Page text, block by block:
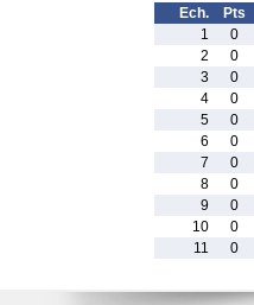
Ech. Pts
1
0
2
0
3
0
4
0
5
0
6
0
7
0
8
0
9
0
10
0
11
0